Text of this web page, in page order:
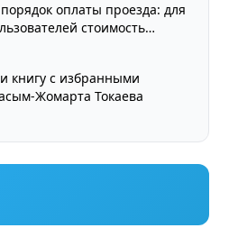
оплаты проезда: для
стоимость
книгу с избранными
Жомарта Токаева